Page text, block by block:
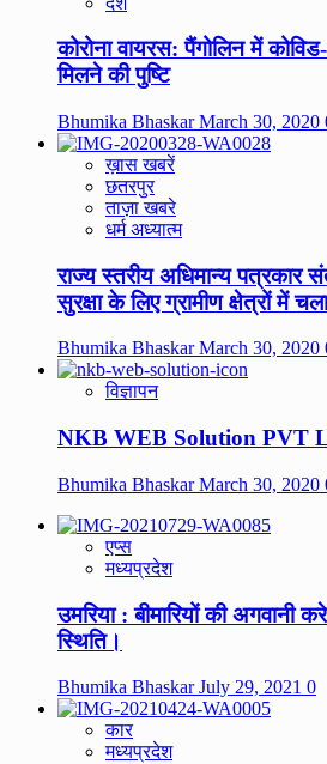
कोरोना वायरस: पैंगोलिन में
मिलने की पुष्टि
Bhumika BhaskarMarch 30, 2020
ख़ास खबरें
छतरपुर
ताज़ा खबरे
धर्म अध्यात्म
राज्य स्तरीय अधिमान्य पत्रकार
सुरक्षा के लिए ग्रामीण क्षेत्रों में
Bhumika BhaskarMarch 30, 2020
विज्ञापन
NKB WEB Solution PVT
Bhumika BhaskarMarch 30, 2020
एप्स
मध्यप्रदेश
उमरिया : बीमारियों की अगवानी
स्थिति।
Bhumika BhaskarJuly 29, 2021 0
कार
मध्यप्रदेश